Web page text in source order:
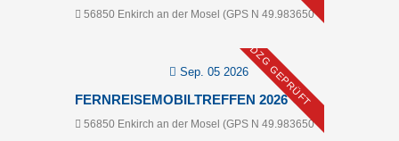
56850 Enkirch an der Mosel (GPS N 49.983650
Sep. 05 2026DZG GEPRÜFT
FERNREISEMOBILTREFFEN 2026
56850 Enkirch an der Mosel (GPS N 49.983650